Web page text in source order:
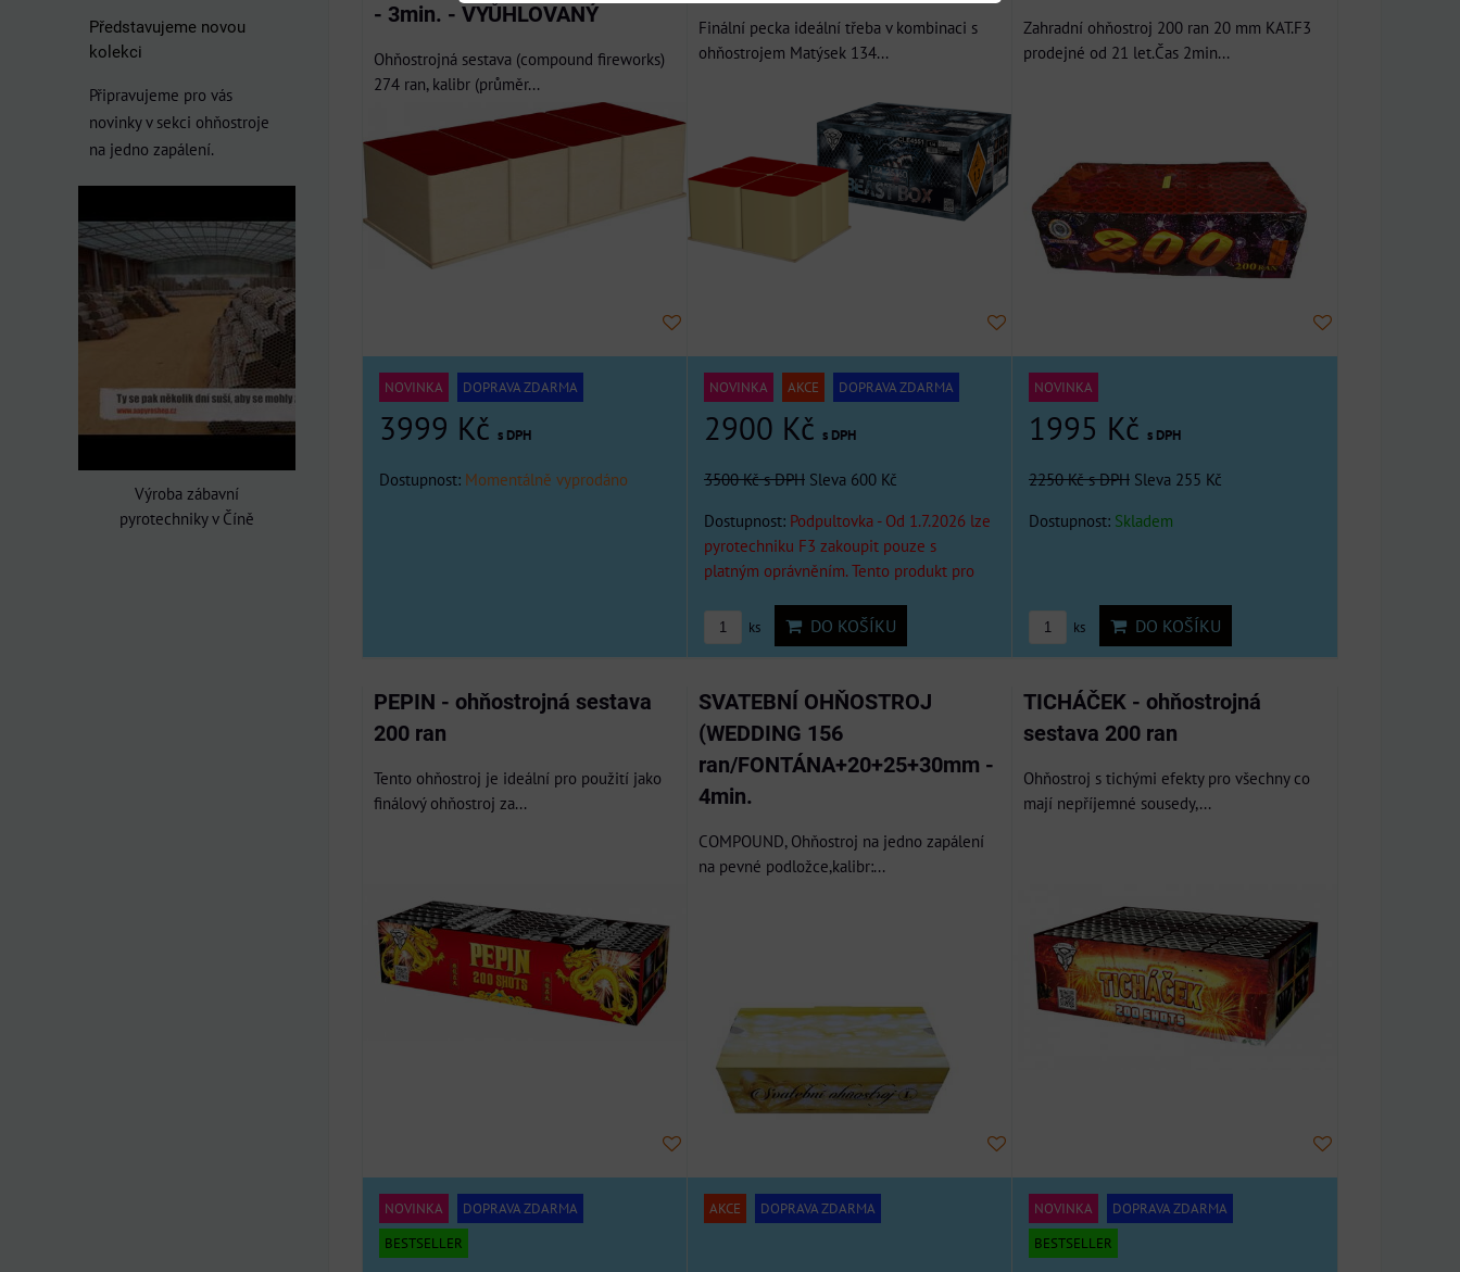
- 3min. - VYŮHLOVANÝ
Ohňostrojná sestava (compound fireworks)
274 ran, kalibr (průměr...
NOVINKA DOPRAVA ZDARMA
3999 Kč s DPH
Dostupnost: Momentálně vyprodáno
Finální pecka ideální třeba v kombinaci s
ohňostrojem Matýsek 134...
NOVINKA AKCE DOPRAVA ZDARMA
2900 Kč s DPH
3500 Kčs DPH Sleva 600 Kč
Dostupnost: Podpultovka - Od 1.7.2026 lze
pyrotechniku F3 zakoupit pouze s
platným oprávněním. Tento produkt pro
ks DO KOŠÍKU
Zahradní ohňostroj 200 ran 20 mm KAT.F3
prodejné od 21 let.Čas 2min...
NOVINKA
1995 Kčs DPH
2250 Kčs DPH Sleva 255 Kč
Dostupnost: Skladem
ks DO KOŠÍKU
PEPIN - ohňostrojná sestava
200 ran
Tento ohňostroj je ideální pro použití jako
finálový ohňostroj za...
NOVINKA
DOPRAVA ZDARMA
BESTSELLER
SVATEBNÍ OHŇOSTROJ
(WEDDING 156
ran/FONTÁNA+20+25+30mm -
4min.
COMPOUND, Ohňostroj na jedno zapálení
na pevné podložce,kalibr:...
AKCE DOPRAVA ZDARMA
TICHÁČEK - ohňostrojná
sestava 200 ran
Ohňostroj s tichými efekty pro všechny co
mají nepříjemné sousedy,...
NOVINKA
DOPRAVA ZDARMA
BESTSELLER
Představujeme novou
kolekci
Připravujeme pro vás
novinky v sekci ohňostroje
na jedno zapálení.
Výroba zábavní
pyrotechniky v Číně